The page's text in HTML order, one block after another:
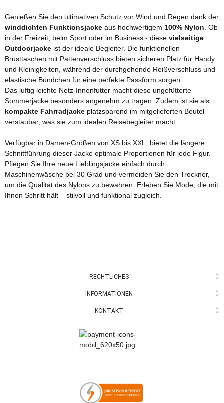
Genießen Sie den ultimativen Schutz vor Wind und Regen dank der
winddichten Funktionsjacke aus hochwertigem 100% Nylon . Ob
in der Freizeit, beim Sport oder im Business - diese vielseitige
Outdoorjacke ist der ideale Begleiter. Die funktionellen
Brusttaschen mit Pattenverschluss bieten sicheren Platz für Handy
und Kleinigkeiten, während der durchgehende Reißverschluss und
elastische Bündchen für eine perfekte Passform sorgen.
Das luftig leichte Netz-Innenfutter macht diese ungefütterte
Sommerjacke besonders angenehm zu tragen. Zudem ist sie als
kompakte Fahrradjacke platzsparend im mitgelieferten Beutel
verstaubar, was sie zum idealen Reisebegleiter macht.
Verfügbar in Damen-Größen von XS bis XXL, bietet die längere
Schnittführung dieser Jacke optimale Proportionen für jede Figur.
Pflegen Sie Ihre neue Lieblingsjacke einfach durch
Maschinenwäsche bei 30 Grad und vermeiden Sie den Trockner,
um die Qualität des Nylons zu bewahren. Erleben Sie Mode, die mit
Ihnen Schritt hält – stilvoll und funktional zugleich.
RECHTLICHES
INFORMATIONEN
KONTAKT